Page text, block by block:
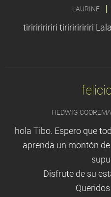
LAURINE
tiriririririri tiriririririri
HEDWIG
hola Tibo. Espero que
aprenda un montón
Disfrute de su